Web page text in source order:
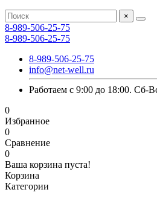
×
8-989-506-25-75
8-989-506-25-75
8-989-506-25-75
info@net-well.ru
Работаем с 9:00 до 18:00. Сб-
0
Избранное
0
Сравнение
0
Ваша корзина пуста!
Корзина
Категории